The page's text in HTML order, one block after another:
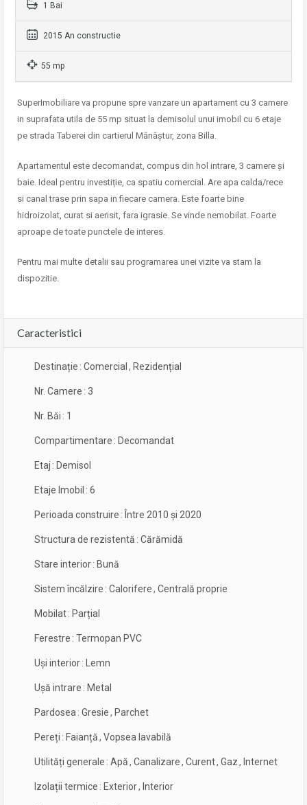
1 Bai
2015 An constructie
55 mp
SuperImobiliare va propune spre vanzare un apartament cu 3 camere
in suprafata utila de 55 mp situat la demisolul unui imobil cu 6 etaje
pe strada Taberei din cartierul Mănăștur, zona Billa.
Apartamentul este decomandat, compus din hol intrare, 3 camere și
baie. Ideal pentru investiție, ca spatiu comercial. Are apa calda/rece
si canal trase prin sapa in fiecare camera. Este foarte bine
hidroizolat, curat si aerisit, fara igrasie. Se vinde nemobilat. Foarte
aproape de toate punctele de interes.
Pentru mai multe detalii sau programarea unei vizite va stam la
dispozitie.
Caracteristici
Destinație : Comercial , Rezidențial
Nr. Camere : 3
Nr. Băi : 1
Compartimentare : Decomandat
Etaj : Demisol
Etaje Imobil : 6
Perioada construire : Între 2010 și 2020
Structura de rezistentă : Cărămidă
Stare interior: Bună
Sistem încălzire : Calorifere, Centrală proprie
Mobilat: Parțial
Ferestre : Termopan PVC
Uși interior: Lemn
Ușă intrare : Metal
Pardosea: Gresie, Parchet
Pereți : Faianță, Vopsea lavabilă
Utilități generale : Apă, Canalizare, Curent, Gaz, Internet
Izolații termice : Exterior, Interior